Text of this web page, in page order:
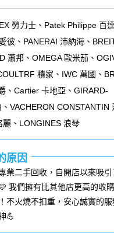
勞力士、 Patek Philippe 百
愛彼 、 PANERAI 沛納海、
蕭邦、 OMEGA歐米茄 、
積家、IWC 萬國、
、Cartier 卡地亞、GIRARD-
VACHERON CONSTANTIN
、LONGINES 浪琴
原因
業二手回收，自開店以來吸
我們擁有比其他店更高的收購
不火燒不扣重，安心誠實的服
💪